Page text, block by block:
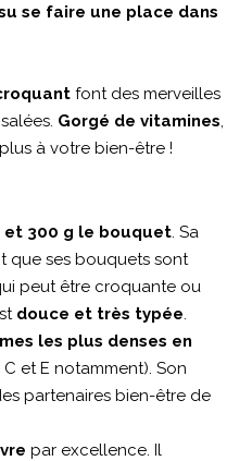
se faire une place dans
font des merveilles
Gorgé de vitamines,
à votre bien-être !
et 300 g le bouquet. Sa
que ses bouquets sont
peut être croquante ou
douce et très typée.
les plus denses en
C et E notamment). Son
partenaires bien-être de
par excellence. Il